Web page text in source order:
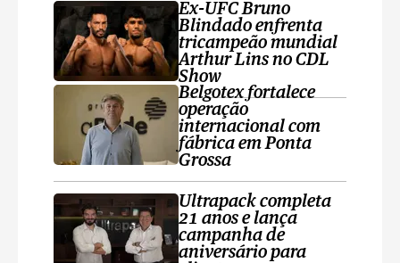
Ex-UFC Bruno
Blindado enfrenta
tricampeão mundial
Arthur Lins no CDL
Show
Belgotex fortalece
operação
internacional com
fábrica em Ponta
Grossa
Ultrapack completa
21 anos e lança
campanha de
aniversário para